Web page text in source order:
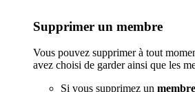
Supprimer un membre
Vous pouvez supprimer à tout
avez choisi de garder ainsi que les
Si vous supprimez un